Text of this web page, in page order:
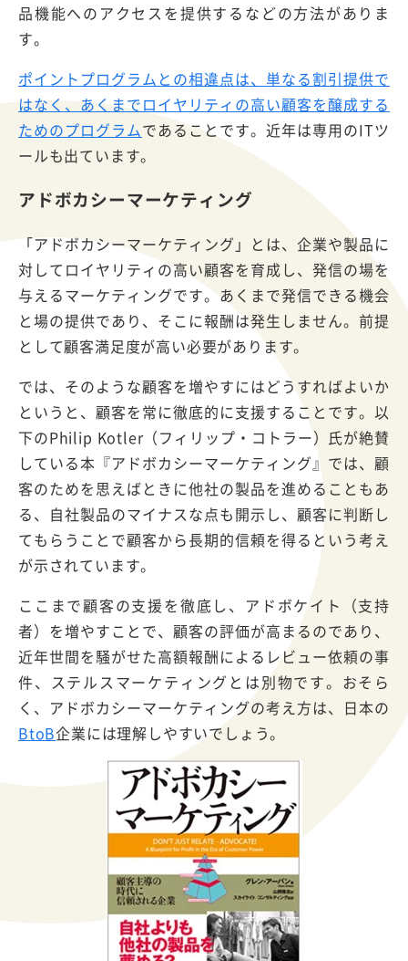
品機能へのアクセスを提供するなどの方法がありま
す。
ポイントプログラムとの相違点は、単なる割引提供で
はなく、あくまでロイヤリティの高い顧客を醸成する
ためのプログラムであることです。近年は専用のITツ
ールも出ています。
アドボカシーマーケティング
「アドボカシーマーケティング」とは、企業や製品に
対してロイヤリティの高い顧客を育成し、発信の場を
与えるマーケティングです。あくまで発信できる機会
と場の提供であり、そこに報酬は発生しません。前提
として顧客満足度が高い必要があります。
では、そのような顧客を増やすにはどうすればよいか
というと、顧客を常に徹底的に支援することです。以
下のPhilip Kotler（フィリップ・コトラー）氏が絶賛
している本『アドボカシーマーケティング』では、顧
客のためを思えばときに他社の製品を進めることもあ
る、自社製品のマイナスな点も開示し、顧客に判断し
てもらうことで顧客から長期的信頼を得るという考え
が示されています。
ここまで顧客の支援を徹底し、アドボケイト（支持
者）を増やすことで、顧客の評価が高まるのであり、
近年世間を騒がせた高額報酬によるレビュー依頼の事
件、ステルスマーケティングとは別物です。おそら
く、アドボカシーマーケティングの考え方は、日本の
BtoB企業には理解しやすいでしょう。